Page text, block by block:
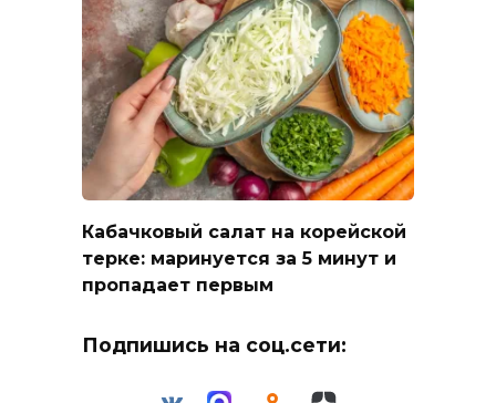
Кабачковый салат на корейской
терке: маринуется за 5 минут и
пропадает первым
Подпишись на соц.сети: